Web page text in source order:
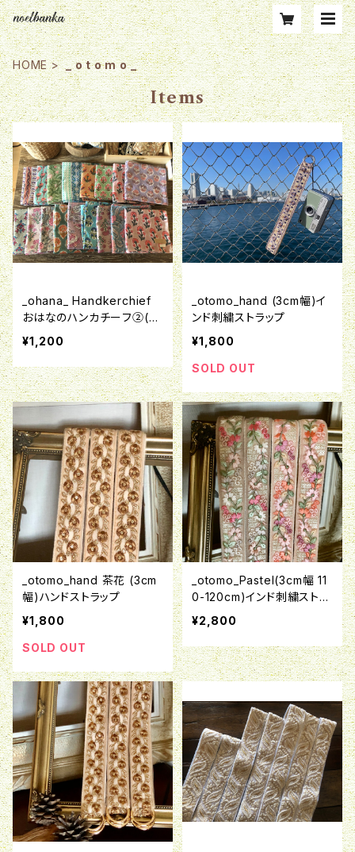
HOME _ o t o m o _
Items
_ohana_ Handkerchief
おはなのハンカチーフ②(一
点もの)
¥1,200
_otomo_hand (3cm幅)イ
ンド刺繍ストラップ
¥1,800
SOLD OUT
_otomo_hand 茶花 (3cm
幅)ハンドストラップ
¥1,800
SOLD OUT
_otomo_Pastel(3cm幅 11
0-120cm)インド刺繍ストラ
ップ
¥2,800